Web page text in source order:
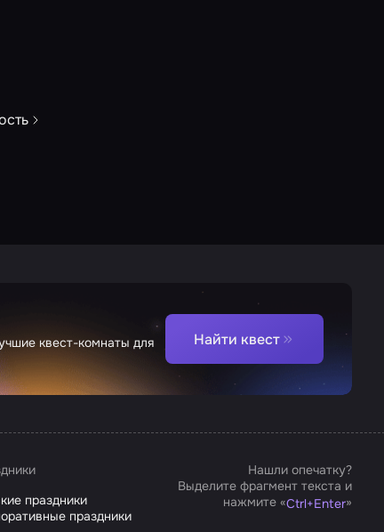
квест-комнаты для
Найти квест
праздники
праздники
Нашли опечатку?
Выделите фрагмент текста и
нажмите «Ctrl+Enter»